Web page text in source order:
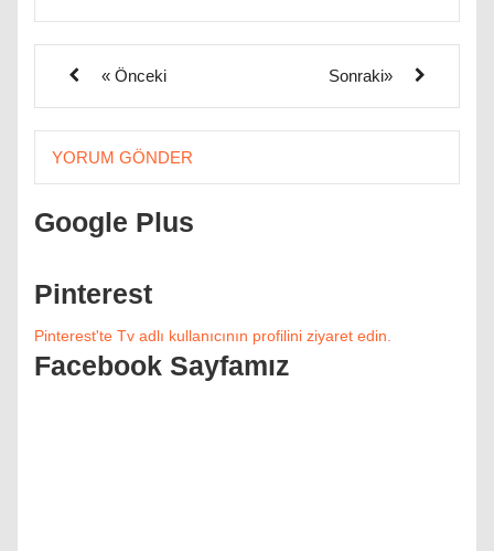
« Önceki Sonraki»
YORUM GÖNDER
Google Plus
Pinterest
Pinterest'te Tv adlı kullanıcının profilini ziyaret edin.
Facebook Sayfamız